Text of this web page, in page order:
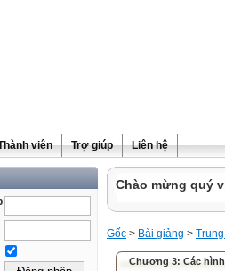
viên Trợ giúp Liên hệ
Chào mừng quý
Gốc > Bài giảng >
Chương 3: Các